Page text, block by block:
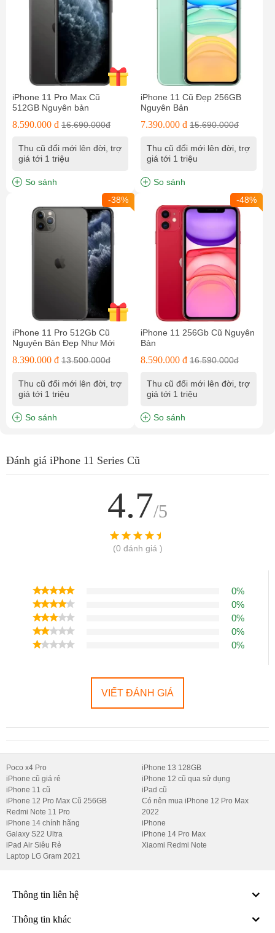
iPhone 11 Pro Max Cũ
512GB Nguyên bản
8.590.000 đ 16.690.000đ
Thu cũ đổi mới lên đời, trợ
giá tới 1 triệu
So sánh
iPhone 11 Cũ Đẹp 256GB
Nguyên Bản
7.390.000 đ 15.690.000đ
Thu cũ đổi mới lên đời, trợ
giá tới 1 triệu
So sánh
-38%
iPhone 11 Pro 512Gb Cũ
Nguyên Bản Đẹp Như Mới
8.390.000 đ 13.500.000đ
Thu cũ đổi mới lên đời, trợ
giá tới 1 triệu
So sánh
-48%
iPhone 11 256Gb Cũ Nguyên
Bản
8.590.000 đ 16.590.000đ
Thu cũ đổi mới lên đời, trợ
giá tới 1 triệu
So sánh
Đánh giá iPhone 11 Series Cũ
4.7/5
(0 đánh giá )
0%
0%
0%
0%
0%
VIẾT ĐÁNH GIÁ
Poco x4 Pro
iPhone cũ giá rẻ
iPhone 11 cũ
iPhone 12 Pro Max Cũ 256GB
Redmi Note 11 Pro
iPhone 14 chính hãng
Galaxy S22 Ultra
iPad Air Siêu Rẻ
Laptop LG Gram 2021
iPhone 13 128GB
iPhone 12 cũ qua sử dụng
iPad cũ
Có nên mua iPhone 12 Pro Max
2022
iPhone
iPhone 14 Pro Max
Xiaomi Redmi Note
Thông tin liên hệ
Thông tin khác